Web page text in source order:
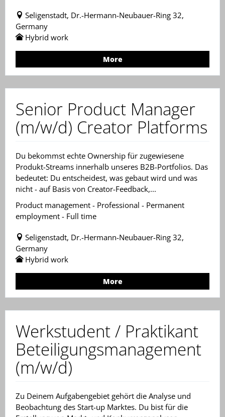
Seligenstadt, Dr.-Hermann-Neubauer-Ring 32,
Germany
Hybrid work
More
Senior Product Manager
(m/w/d) Creator Platforms
Du bekommst echte Ownership für zugewiesene
Produkt-Streams innerhalb unseres B2B-Portfolios. Das
bedeutet: Du entscheidest, was gebaut wird und was
nicht - auf Basis von Creator-Feedback,...
Product management - Professional - Permanent
employment - Full time
Seligenstadt, Dr.-Hermann-Neubauer-Ring 32,
Germany
Hybrid work
More
Werkstudent / Praktikant
Beteiligungsmanagement
(m/w/d)
Zu Deinem Aufgabengebiet gehört die Analyse und
Beobachtung des Start-up Marktes. Du bist für die